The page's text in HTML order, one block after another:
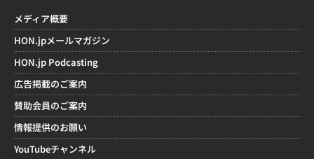
メディア概要
HON.jpメールマガジン
HON.jp Podcasting
広告掲載のご案内
賛助会員のご案内
情報提供のお願い
YouTubeチャンネル